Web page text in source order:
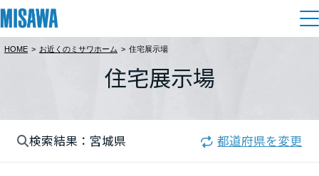
住まい
商品ラインアップ
個人のお客さま
HOME > お近くのミサワホーム > 住宅展示場
住宅展示場
検索結果：宮城県 都道府県を変更
都道府県を選択